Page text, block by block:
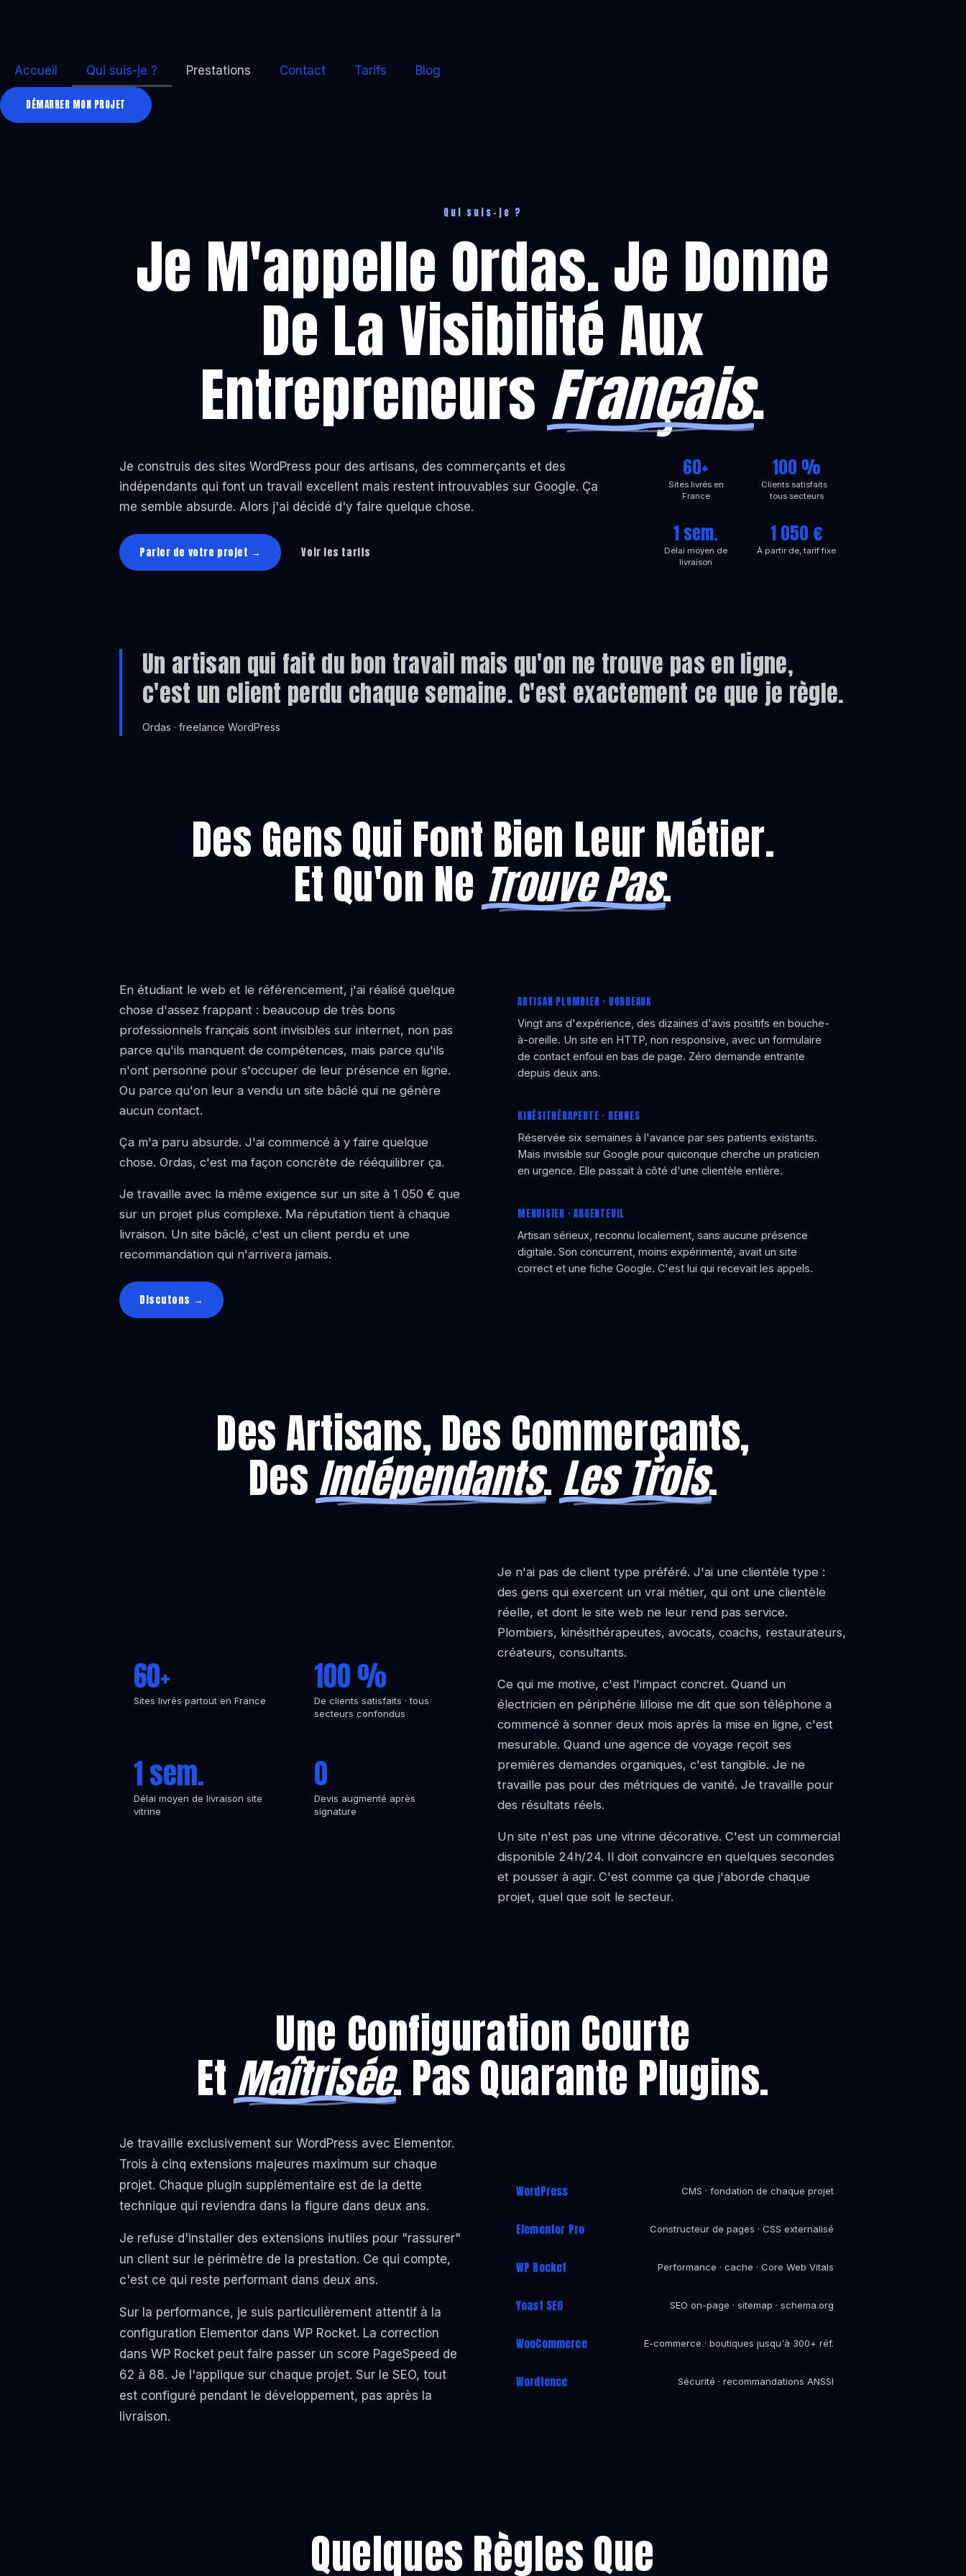
Accueil Qui suis-je ? Prestations Contact Tarifs Blog
DÉMARRER MON PROJET
Qui suis-je ?
Je M'appelle Ordas. Je Donne
De La Visibilité Aux
Entrepreneurs Français.
Je construis des sites WordPress pour des artisans, des commerçants et des
indépendants qui font un travail excellent mais restent introuvables sur Google. Ça
me semble absurde. Alors j'ai décidé d'y faire quelque chose.
Parler de votre projet → Voir les tarifs
60+
Sites livrés en
France
100 %
Clients satisfaits ·
tous secteurs
1 sem.
Délai moyen de
livraison
1 050 €
À partir de, tarif fixe
Un artisan qui fait du bon travail mais qu'on ne trouve pas en ligne,
c'est un client perdu chaque semaine. C'est exactement ce que je règle.
Ordas · freelance WordPress
Des Gens Qui Font Bien Leur Métier.
Et Qu'on Ne Trouve Pas.
En étudiant le web et le référencement, j'ai réalisé quelque
chose d'assez frappant : beaucoup de très bons
professionnels français sont invisibles sur internet, non pas
parce qu'ils manquent de compétences, mais parce qu'ils
n'ont personne pour s'occuper de leur présence en ligne.
Ou parce qu'on leur a vendu un site bâclé qui ne génère
aucun contact.
Ça m'a paru absurde. J'ai commencé à y faire quelque
chose. Ordas, c'est ma façon concrète de rééquilibrer ça.
Je travaille avec la même exigence sur un site à 1 050 € que
sur un projet plus complexe. Ma réputation tient à chaque
livraison. Un site bâclé, c'est un client perdu et une
recommandation qui n'arrivera jamais.
Discutons →
ARTISAN PLOMBIER · BORDEAUX
Vingt ans d'expérience, des dizaines d'avis positifs en bouche-
à-oreille. Un site en HTTP, non responsive, avec un formulaire
de contact enfoui en bas de page. Zéro demande entrante
depuis deux ans.
KINÉSITHÉRAPEUTE · RENNES
Réservée six semaines à l'avance par ses patients existants.
Mais invisible sur Google pour quiconque cherche un praticien
en urgence. Elle passait à côté d'une clientèle entière.
MENUISIER · ARGENTEUIL
Artisan sérieux, reconnu localement, sans aucune présence
digitale. Son concurrent, moins expérimenté, avait un site
correct et une fiche Google. C'est lui qui recevait les appels.
Des Artisans, Des Commerçants,
DesIndépendants. Les Trois.
60+
Sites livrés partout en France
100 %
De clients satisfaits · tous
secteurs confondus
1 sem.
Délai moyen de livraison site
vitrine
0
Devis augmenté après
signature
Je n'ai pas de client type préféré. J'ai une clientèle type :
des gens qui exercent un vrai métier, qui ont une clientèle
réelle, et dont le site web ne leur rend pas service.
Plombiers, kinésithérapeutes, avocats, coachs, restaurateurs,
créateurs, consultants.
Ce qui me motive, c'est l'impact concret. Quand un
électricien en périphérie lilloise me dit que son téléphone a
commencé à sonner deux mois après la mise en ligne, c'est
mesurable. Quand une agence de voyage reçoit ses
premières demandes organiques, c'est tangible. Je ne
travaille pas pour des métriques de vanité. Je travaille pour
des résultats réels.
Un site n'est pas une vitrine décorative. C'est un commercial
disponible 24h/24. Il doit convaincre en quelques secondes
et pousser à agir. C'est comme ça que j'aborde chaque
projet, quel que soit le secteur.
Une Configuration Courte
Et Maîtrisée. Pas Quarante Plugins.
Je travaille exclusivement sur WordPress avec Elementor.
Trois à cinq extensions majeures maximum sur chaque
projet. Chaque plugin supplémentaire est de la dette
technique qui reviendra dans la figure dans deux ans.
Je refuse d'installer des extensions inutiles pour "rassurer"
un client sur le périmètre de la prestation. Ce qui compte,
c'est ce qui reste performant dans deux ans.
Sur la performance, je suis particulièrement attentif à la
configuration Elementor dans WP Rocket. La correction
dans WP Rocket peut faire passer un score PageSpeed de
62 à 88. Je l'applique sur chaque projet. Sur le SEO, tout
est configuré pendant le développement, pas après la
livraison.
WordPress CMS · fondation de chaque projet
Elementor Pro Constructeur de pages · CSS externalisé
WP Rocket Performance · cache · Core Web Vitals
Yoast SEO SEO on-page · sitemap · schema.org
WooCommerce E-commerce · boutiques jusqu'à 300+ réf.
Wordfence Sécurité · recommandations ANSSI
Quelques Règles Que